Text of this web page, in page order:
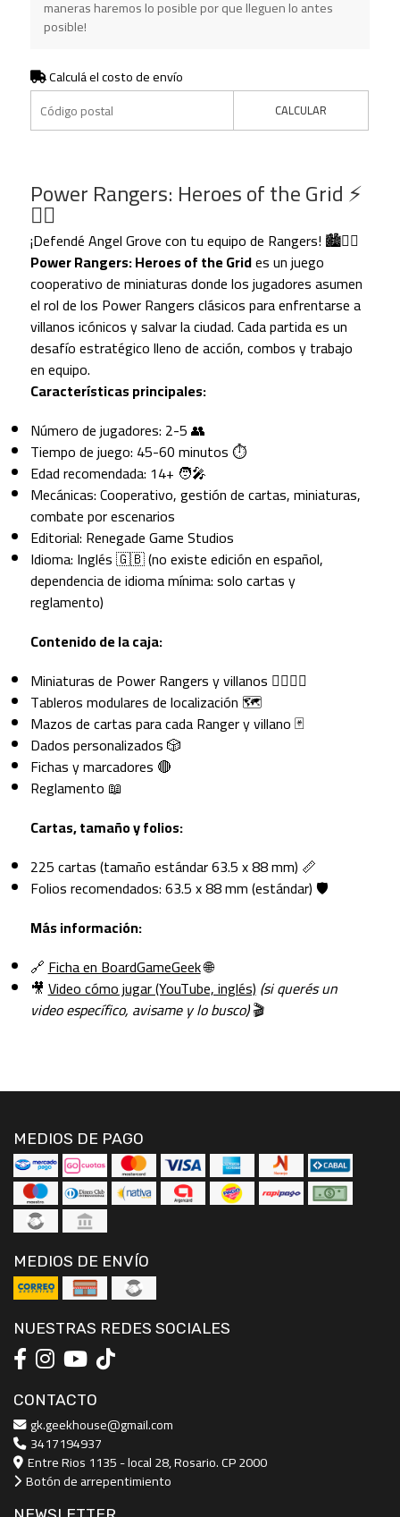
maneras haremos lo posible por que lleguen lo antes
posible!
Calculá el costo de envío
CALCULAR
Power Rangers: Heroes of the Grid ⚡
🦸‍♂️
¡Defendé Angel Grove con tu equipo de Rangers! 🏙️🦸‍♀️
Power Rangers: Heroes of the Grides un juego
cooperativo de miniaturas donde los jugadores asumen
el rol de los Power Rangers clásicos para enfrentarse a
villanos icónicos y salvar la ciudad. Cada partida es un
desafío estratégico lleno de acción, combos y trabajo
en equipo.
Características principales:
Número de jugadores: 2-5 👥
Tiempo de juego: 45-60 minutos ⏱️
Edad recomendada: 14+ 🧑‍🎤
Mecánicas: Cooperativo, gestión de cartas, miniaturas,
combate por escenarios
Editorial: Renegade Game Studios
Idioma: Inglés 🇬🇧 (no existe edición en español,
dependencia de idioma mínima: solo cartas y
reglamento)
Contenido de la caja:
Miniaturas de Power Rangers y villanos 🦸‍♂️🦹‍♂️
Tableros modulares de localización 🗺️
Mazos de cartas para cada Ranger y villano 🃏
Dados personalizados 🎲
Fichas y marcadores 🔴
Reglamento 📖
Cartas, tamaño y folios:
225 cartas (tamaño estándar 63.5 x 88 mm) 📏
Folios recomendados: 63.5 x 88 mm (estándar) 🛡️
Más información:
🔗Ficha en BoardGameGeek🌐
🎥Video cómo jugar (YouTube, inglés)(si querés un
video específico, avisame y lo busco)🎬
MEDIOS DE PAGO
MEDIOS DE ENVÍO
NUESTRAS REDES SOCIALES
CONTACTO
gk.geekhouse@gmail.com
3417194937
Entre Rios 1135 - local 28, Rosario. CP 2000
Botón de arrepentimiento